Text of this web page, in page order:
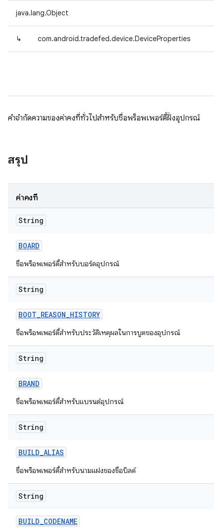
java.lang.Object
↳ com.android.tradefed.device.DeviceProperties
คำจำกัดความของค่าคงที่ทั่วไปสำหรับชื่อพร็อพเพอร์ตี้ฝั่งอุปกรณ์
สรุป
ค่าคงที่
String
BOARD
ชื่อพร็อพเพอร์ตี้สำหรับบอร์ดอุปกรณ์
String
BOOT_REASON_HISTORY
ชื่อพร็อพเพอร์ตี้สำหรับประวัติเหตุผลในการบูตของอุปกรณ์
String
BRAND
ชื่อพร็อพเพอร์ตี้สำหรับแบรนด์อุปกรณ์
String
BUILD_ALIAS
ชื่อพร็อพเพอร์ตี้สำหรับนามแฝงของชื่อบิลด์
String
BUILD_CODENAME